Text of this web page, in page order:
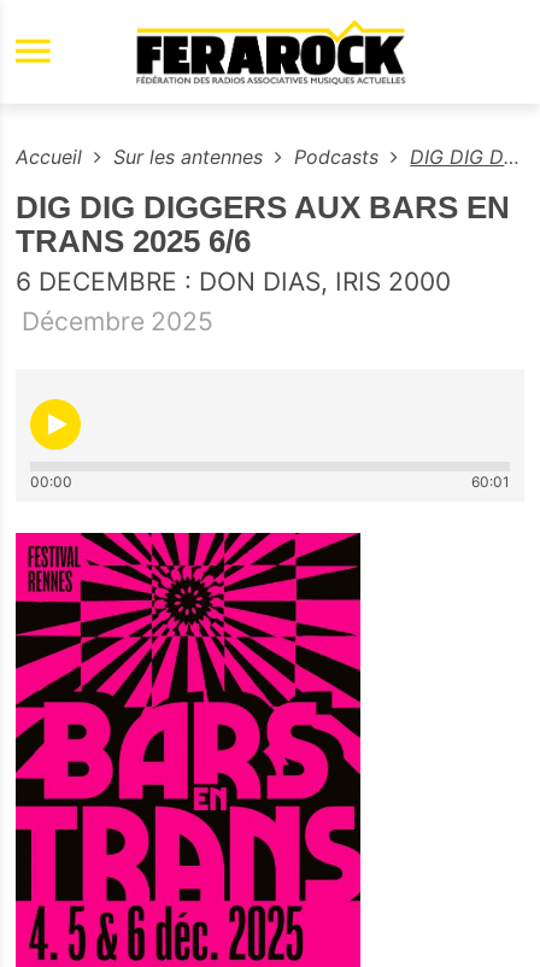
Aller au contenu principal
Accueil Sur les antennes Podcasts DIG DIG DIGGERS AUX BARS EN TRANS 2025 6/6
DIG DIG DIGGERS AUX BARS EN
TRANS 2025 6/6
6 DECEMBRE : DON DIAS, IRIS 2000
Décembre 2025
00:00 60:01